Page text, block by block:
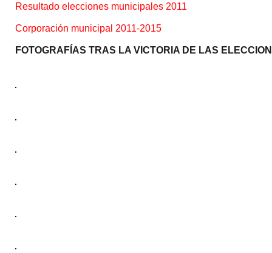
Resultado elecciones municipales 2011
Corporación municipal 2011-2015
FOTOGRAFÍAS TRAS LA VICTORIA DE LAS